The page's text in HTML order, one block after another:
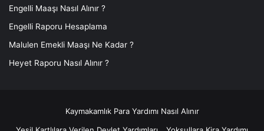
Engelli Maaşı Nasıl Alınır ?
Engelli Raporu Hesaplama
Malulen Emekli Maaşı Ne Kadar ?
Heyet Raporu Nasıl Alınır ?
Kaymakamlık Para Yardımı Nasıl Alınır